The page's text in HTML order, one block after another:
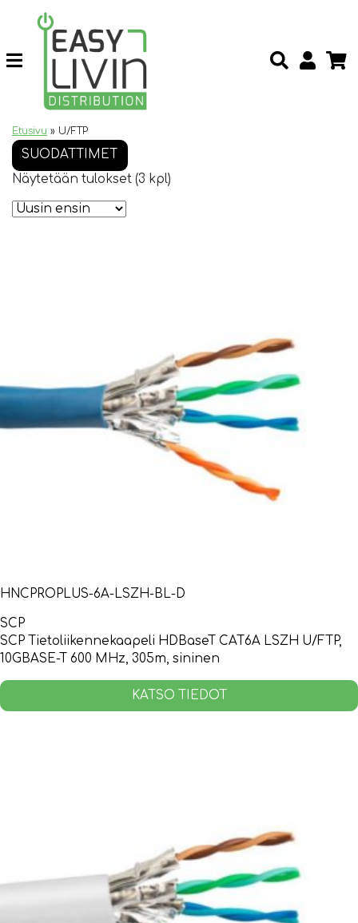
Etusivu » U/FTP
SUODATTIMET
Näytetään tulokset (3 kpl)
HNCPROPLUS-6A-LSZH-BL-D
SCP
SCP Tietoliikennekaapeli HDBaseT CAT6A LSZH U/FTP,
10GBASE-T 600 MHz, 305m, sininen
KATSO TIEDOT